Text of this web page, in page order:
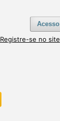
Acesso
se no site